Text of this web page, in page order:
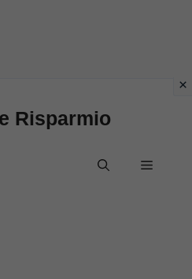
Risparmio
Menu